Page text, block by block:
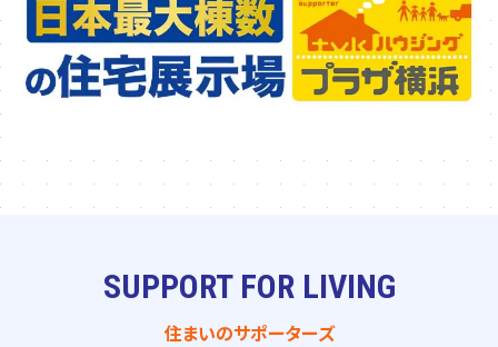
SUPPORT FOR LIVING
住まいのサポーターズ